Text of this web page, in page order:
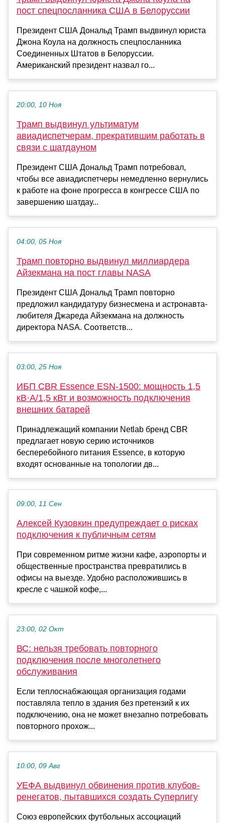
пост спецпосланника США в Белоруссии
Президент США Дональд Трамп выдвинул юриста
Джона Коула на должность спецпосланника
Соединенных Штатов в Белоруссии.
Американский президент назвал го...
20:00, 10 Ноя
Трамп выдвинул ультиматум
авиадиспетчерам, прекратившим работать в
связи с шатдауном
Президент США Дональд Трамп потребовал,
чтобы все авиадиспетчеры немедленно вернулись
к работе на фоне прогресса в конгрессе США по
завершению шатдау...
04:00, 05 Ноя
Трамп повторно выдвинул миллиардера
Айзекмана на пост главы NASA
Президент США Дональд Трамп повторно
предложил кандидатуру бизнесмена и астронавта-
любителя Джареда Айзекмана на должность
директора NASA. Соответств...
03:00, 25 Ноя
ИБП CBR Essence ESN-1500: мощность 1,5
кВ·А/1,5 кВт и возможность подключения
внешних батарей
Принадлежащий компании Netlab бренд CBR
предлагает новую серию источников
бесперебойного питания Essence, в которую
входят основанные на топологии дв...
09:00, 11 Сен
Алексей Кузовкин предупреждает о рисках
подключения к публичным сетям
При современном ритме жизни кафе, аэропорты и
общественные пространства превратились в
офисы на выезде. Удобно расположившись в
кресле с чашкой кофе,...
23:00, 02 Окт
ВС: нельзя требовать повторного
подключения после многолетнего
обслуживания
Если теплоснабжающая организация годами
поставляла тепло в здания без претензий к их
подключению, она не может внезапно потребовать
повторного прохож...
10:00, 09 Авг
УЕФА выдвинул обвинения против клубов-
ренегатов, пытавшихся создать Суперлигу
Союз европейских футбольных ассоциаций